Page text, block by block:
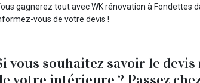
gagnerez tout avec WK rénovation à Fondettes
vous de votre devis !
vous souhaitez savoir le